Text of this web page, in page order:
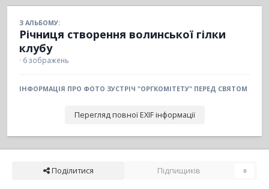
З АЛЬБОМУ:
Річниця створення волинської гілки
клубу
· 6 зображень
ІНФОРМАЦІЯ ПРО ФОТО ЗУСТРІЧ "ОРГКОМІТЕТУ" ПЕРЕД СВЯТОМ
Перегляд повної EXIF інформації
Поділитися Підпищиків 0